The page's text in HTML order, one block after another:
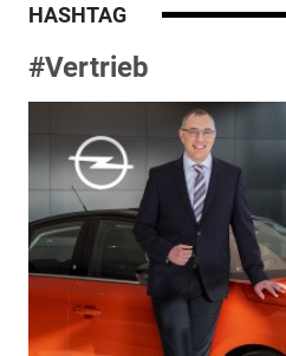
HASHTAG
#Vertrieb